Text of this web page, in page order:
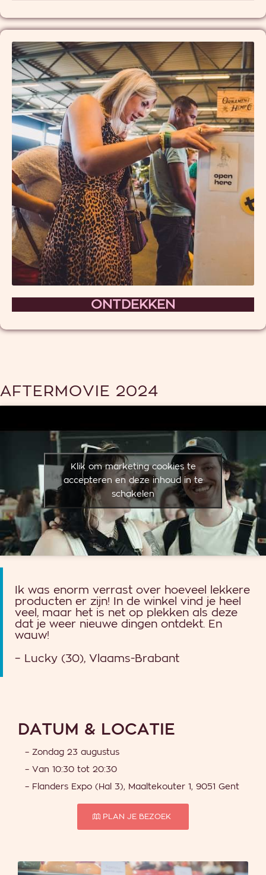
ONTDEKKEN
AFTERMOVIE 2024
Klik om marketing cookies te
accepteren en deze inhoud in te
schakelen
Ik was enorm verrast over hoeveel lekkere
producten er zijn! In de winkel vind je heel
veel, maar het is net op plekken als deze
dat je weer nieuwe dingen ontdekt. En
wauw!
– Lucky (30), Vlaams-Brabant
DATUM & LOCATIE
– Zondag 23 augustus
– Van 10:30 tot 20:30
– Flanders Expo (Hal 3), Maaltekouter 1, 9051 Gent
PLAN JE BEZOEK